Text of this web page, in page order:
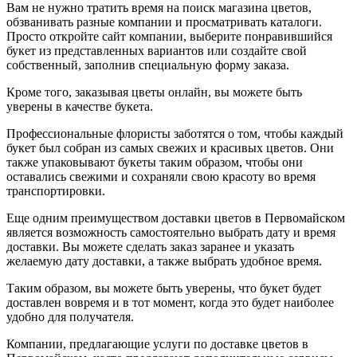
Вам не нужно тратить время на поиск магазина цветов,
обзванивать разные компании и просматривать каталоги.
Просто откройте сайт компании, выберите понравившийся
букет из представленных вариантов или создайте свой
собственный, заполнив специальную форму заказа.
Кроме того, заказывая цветы онлайн, вы можете быть
уверены в качестве букета.
Профессиональные флористы заботятся о том, чтобы каждый
букет был собран из самых свежих и красивых цветов. Они
также упаковывают букеты таким образом, чтобы они
оставались свежими и сохраняли свою красоту во время
транспортировки.
Еще одним преимуществом доставки цветов в Первомайском
является возможность самостоятельно выбрать дату и время
доставки. Вы можете сделать заказ заранее и указать
желаемую дату доставки, а также выбрать удобное время.
Таким образом, вы можете быть уверены, что букет будет
доставлен вовремя и в тот момент, когда это будет наиболее
удобно для получателя.
Компании, предлагающие услуги по доставке цветов в